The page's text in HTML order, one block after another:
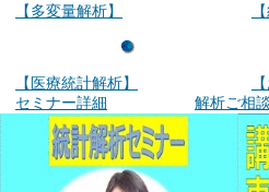
【多変量解析】
【医療統計解析】
セミナー詳細
解析ご相談